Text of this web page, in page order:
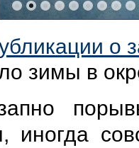
о
зимы в
иногда